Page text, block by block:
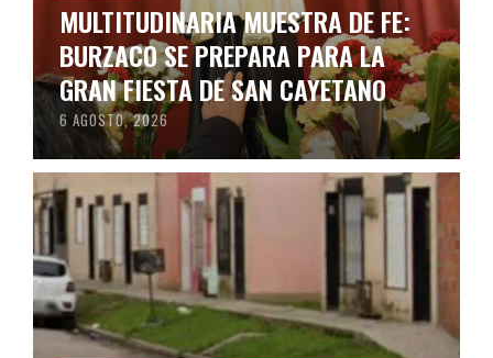
MULTITUDINARIA MUESTRA DE FE:
BURZACO SE PREPARA PARA LA
GRAN FIESTA DE SAN CAYETANO
6 AGOSTO, 2026